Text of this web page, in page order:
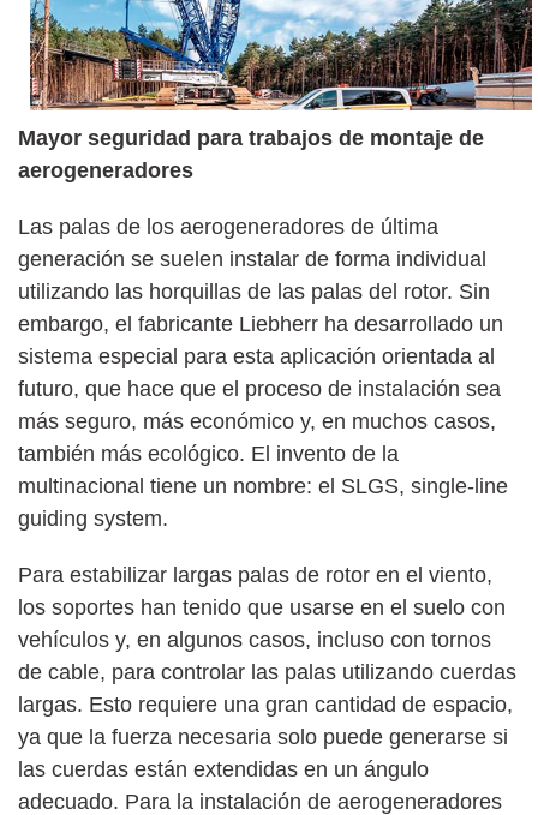
Mayor seguridad para trabajos de montaje de
aerogeneradores
Las palas de los aerogeneradores de última
generación se suelen instalar de forma individual
utilizando las horquillas de las palas del rotor. Sin
embargo, el fabricante Liebherr ha desarrollado un
sistema especial para esta aplicación orientada al
futuro, que hace que el proceso de instalación sea
más seguro, más económico y, en muchos casos,
también más ecológico. El invento de la
multinacional tiene un nombre: el SLGS, single-line
guiding system.
Para estabilizar largas palas de rotor en el viento,
los soportes han tenido que usarse en el suelo con
vehículos y, en algunos casos, incluso con tornos
de cable, para controlar las palas utilizando cuerdas
largas. Esto requiere una gran cantidad de espacio,
ya que la fuerza necesaria solo puede generarse si
las cuerdas están extendidas en un ángulo
adecuado. Para la instalación de aerogeneradores